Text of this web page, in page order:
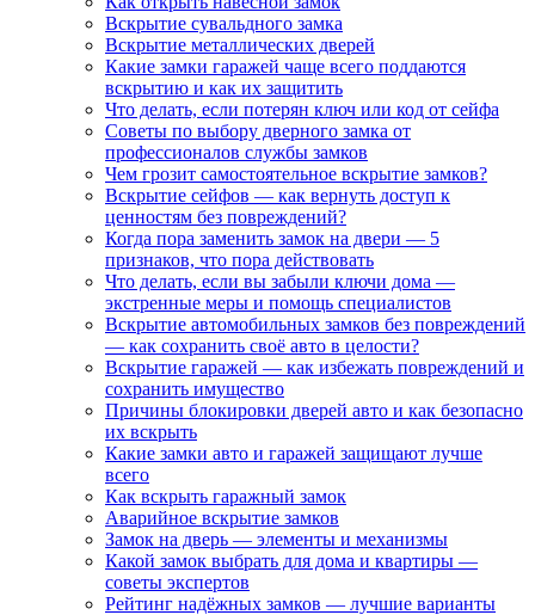
Вскрытие сувальдного замка
Вскрытие металлических дверей
Какие замки гаражей чаще всего поддаются
вскрытию и как их защитить
Что делать, если потерян ключ или код от сейфа
Советы по выбору дверного замка от
профессионалов службы замков
Чем грозит самостоятельное вскрытие замков?
Вскрытие сейфов — как вернуть доступ к
ценностям без повреждений?
Когда пора заменить замок на двери — 5
признаков, что пора действовать
Что делать, если вы забыли ключи дома —
экстренные меры и помощь специалистов
Вскрытие автомобильных замков без повреждений
— как сохранить своё авто в целости?
Вскрытие гаражей — как избежать повреждений и
сохранить имущество
Причины блокировки дверей авто и как безопасно
их вскрыть
Какие замки авто и гаражей защищают лучше
всего
Как вскрыть гаражный замок
Аварийное вскрытие замков
Замок на дверь — элементы и механизмы
Какой замок выбрать для дома и квартиры —
советы экспертов
Рейтинг надёжных замков — лучшие варианты